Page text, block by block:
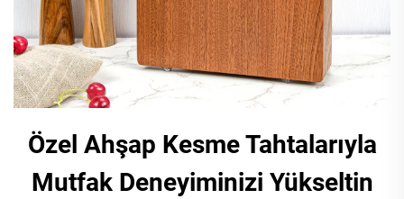
Özel Ahşap Kesme Tahtalarıyla
Mutfak Deneyiminizi Yükseltin